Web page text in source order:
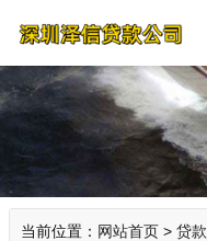
当前位置： 网站首页 > 贷